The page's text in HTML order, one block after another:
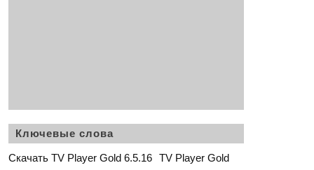
Ключевые слова
Скачать TV Player Gold 6.5.16 TV Player Gold